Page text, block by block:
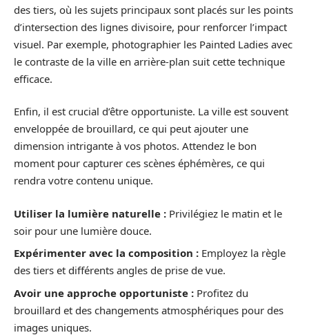
des tiers, où les sujets principaux sont placés sur les points
d’intersection des lignes divisoire, pour renforcer l’impact
visuel. Par exemple, photographier les Painted Ladies avec
le contraste de la ville en arrière-plan suit cette technique
efficace.
Enfin, il est crucial d’être opportuniste. La ville est souvent
enveloppée de brouillard, ce qui peut ajouter une
dimension intrigante à vos photos. Attendez le bon
moment pour capturer ces scènes éphémères, ce qui
rendra votre contenu unique.
Utiliser la lumière naturelle : Privilégiez le matin et le
soir pour une lumière douce.
Expérimenter avec la composition : Employez la règle
des tiers et différents angles de prise de vue.
Avoir une approche opportuniste : Profitez du
brouillard et des changements atmosphériques pour des
images uniques.